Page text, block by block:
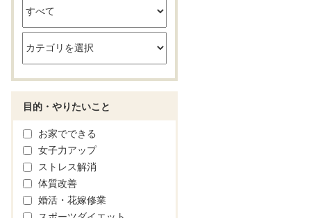
目的・やりたいこと
お家でできる
女子力アップ
ストレス解消
体質改善
婚活・花嫁修業